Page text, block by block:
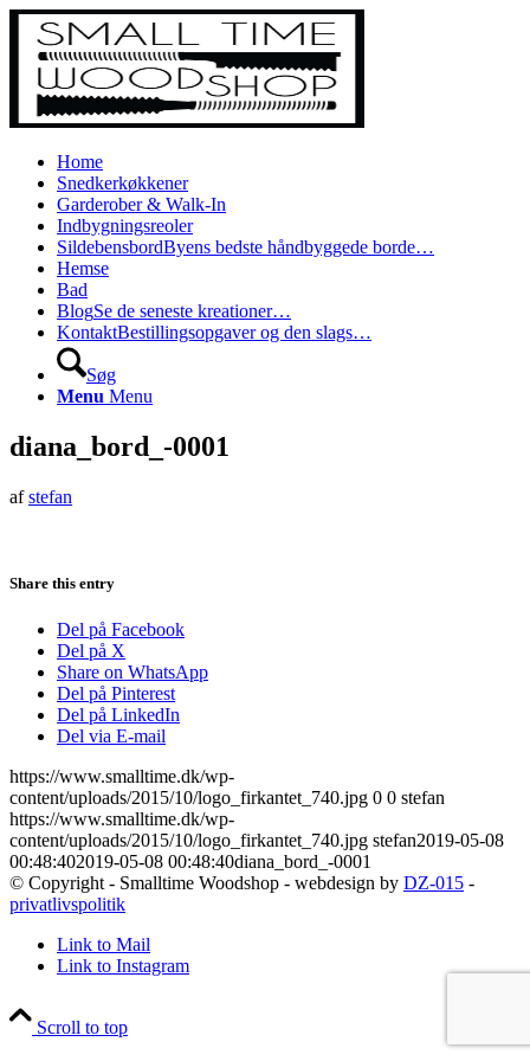
Home
Snedkerkøkkener
Garderober & Walk-In
Indbygningsreoler
SildebensbordByens bedste håndbyggede borde…
Hemse
Bad
BlogSe de seneste kreationer…
KontaktBestillingsopgaver og den slags…
Søg
Menu Menu
diana_bord_-0001
afstefan
Share this entry
Del på Facebook
Del på X
Share on WhatsApp
Del på Pinterest
Del på LinkedIn
Del via E-mail
https://www.smalltime.dk/wp-
content/uploads/2015/10/logo_firkantet_740.jpg 0 0 stefan
https://www.smalltime.dk/wp-
content/uploads/2015/10/logo_firkantet_740.jpg stefan2019-05-08
00:48:402019-05-08 00:48:40diana_bord_-0001
© Copyright - Smalltime Woodshop - webdesign by DZ-015 -
privatlivspolitik
Link to Mail
Link to Instagram
Scroll to top